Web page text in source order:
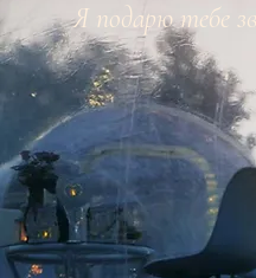
Я подарю тебе